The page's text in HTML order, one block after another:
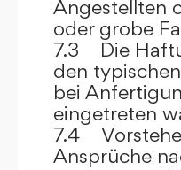
Angestellten
oder grobe
7.3 Die
den
bei
eingetreten
7.4
Ansprüche